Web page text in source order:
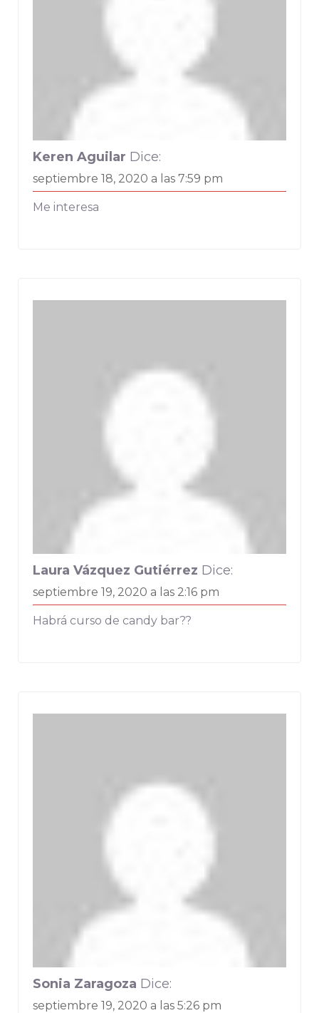
Keren Aguilar Dice:
septiembre 18, 2020 a las 7:59 pm
Me interesa
Laura Vázquez Gutiérrez Dice:
septiembre 19, 2020 a las 2:16 pm
Habrá curso de candy bar??
Sonia Zaragoza Dice:
septiembre 19, 2020 a las 5:26 pm